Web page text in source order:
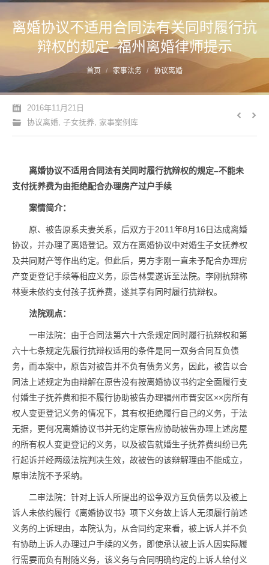
离婚协议不适用合同法有关同时履行抗
辩权的规定–福州离婚律师提示
您的位置： 首页 家事法务 协议离婚
2016年11月21日
协议离婚, 子女抚养, 家事案例库
离婚协议不适用合同法有关同时履行抗辩权的规定–不能未
支付抚养费为由拒绝配合办理房产过户手续
案情简介：
原、被告原系夫妻关系，后双方于2011年8月16日达成离婚
协议，并办理了离婚登记。双方在离婚协议中对婚生子女抚养权
及共同财产等作出约定。但此后，男方李刚一直未予配合办理房
产变更登记手续等相应义务，原告林雯遂诉至法院。李刚抗辩称
林雯未依约支付孩子抚养费，遂其享有同时履行抗辩权。
法院观点：
一审法院：由于合同法第六十六条规定同时履行抗辩权和第
六十七条规定先履行抗辩权适用的条件是同一双务合同互负债
务，而本案中，原告对被告并不负有债务义务，因此，被告以合
同法上述规定为由辩解在原告没有按离婚协议书约定全面履行支
付婚生子抚养费和拒不履行协助被告办理福州市晋安区××房所有
权人变更登记义务的情况下，其有权拒绝履行自己的义务，于法
无据，更何况离婚协议书并无约定原告应协助被告办理上述房屋
的所有权人变更登记的义务，以及被告就婚生子抚养费纠纷已先
行起诉并经两级法院判决生效，故被告的该辩解理由不能成立，
原审法院不予采纳。
二审法院：针对上诉人所提出的讼争双方互负债务以及被上
诉人未依约履行《离婚协议书》项下义务故上诉人无须履行前述
义务的上诉理由，本院认为，从合同约定来看，被上诉人并不负
有协助上诉人办理过户手续的义务，即使承认被上诉人因实际履
行需要而负有附随义务，该义务与合同明确约定的上诉人给付义